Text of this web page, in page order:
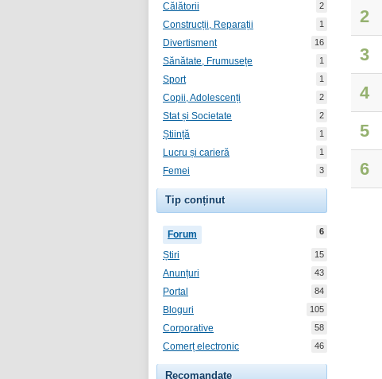
Călătorii 2
Construcții, Reparații 1
Divertisment 16
Sănătate, Frumusețe 1
Sport 1
Copii, Adolescenți 2
Stat și Societate 2
Știință 1
Lucru și carieră 1
Femei 3
Tip conținut
Forum 6
Știri 15
Anunțuri 43
Portal 84
Bloguri 105
Corporative 58
Comerț electronic 46
Recomandate
2
3
4
5
6